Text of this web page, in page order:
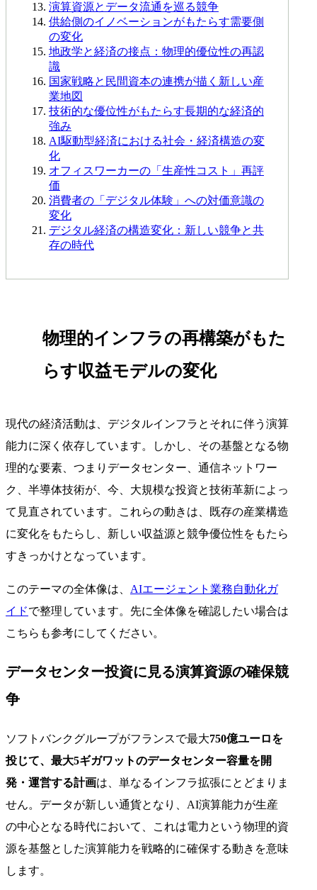
演算資源とデータ流通を巡る競争
供給側のイノベーションがもたらす需要側
の変化
地政学と経済の接点：物理的優位性の再認
識
国家戦略と民間資本の連携が描く新しい産
業地図
技術的な優位性がもたらす長期的な経済的
強み
AI駆動型経済における社会・経済構造の変
化
オフィスワーカーの「生産性コスト」再評
価
消費者の「デジタル体験」への対価意識の
変化
デジタル経済の構造変化：新しい競争と共
存の時代
物理的インフラの再構築がもた
らす収益モデルの変化
現代の経済活動は、デジタルインフラとそれに伴う演算
能力に深く依存しています。しかし、その基盤となる物
理的な要素、つまりデータセンター、通信ネットワー
ク、半導体技術が、今、大規模な投資と技術革新によっ
て見直されています。これらの動きは、既存の産業構造
に変化をもたらし、新しい収益源と競争優位性をもたら
すきっかけとなっています。
このテーマの全体像は、 AIエージェント業務自動化ガ
イドで整理しています。先に全体像を確認したい場合は
こちらも参考にしてください。
データセンター投資に見る演算資源の確保競
争
ソフトバンクグループがフランスで最大750億ユーロを
投じて、最大5ギガワットのデータセンター容量を開
発・運営する計画は、単なるインフラ拡張にとどまりま
せん。データが新しい通貨となり、AI演算能力が生産
の中心となる時代において、これは電力という物理的資
源を基盤とした演算能力を戦略的に確保する動きを意味
します。